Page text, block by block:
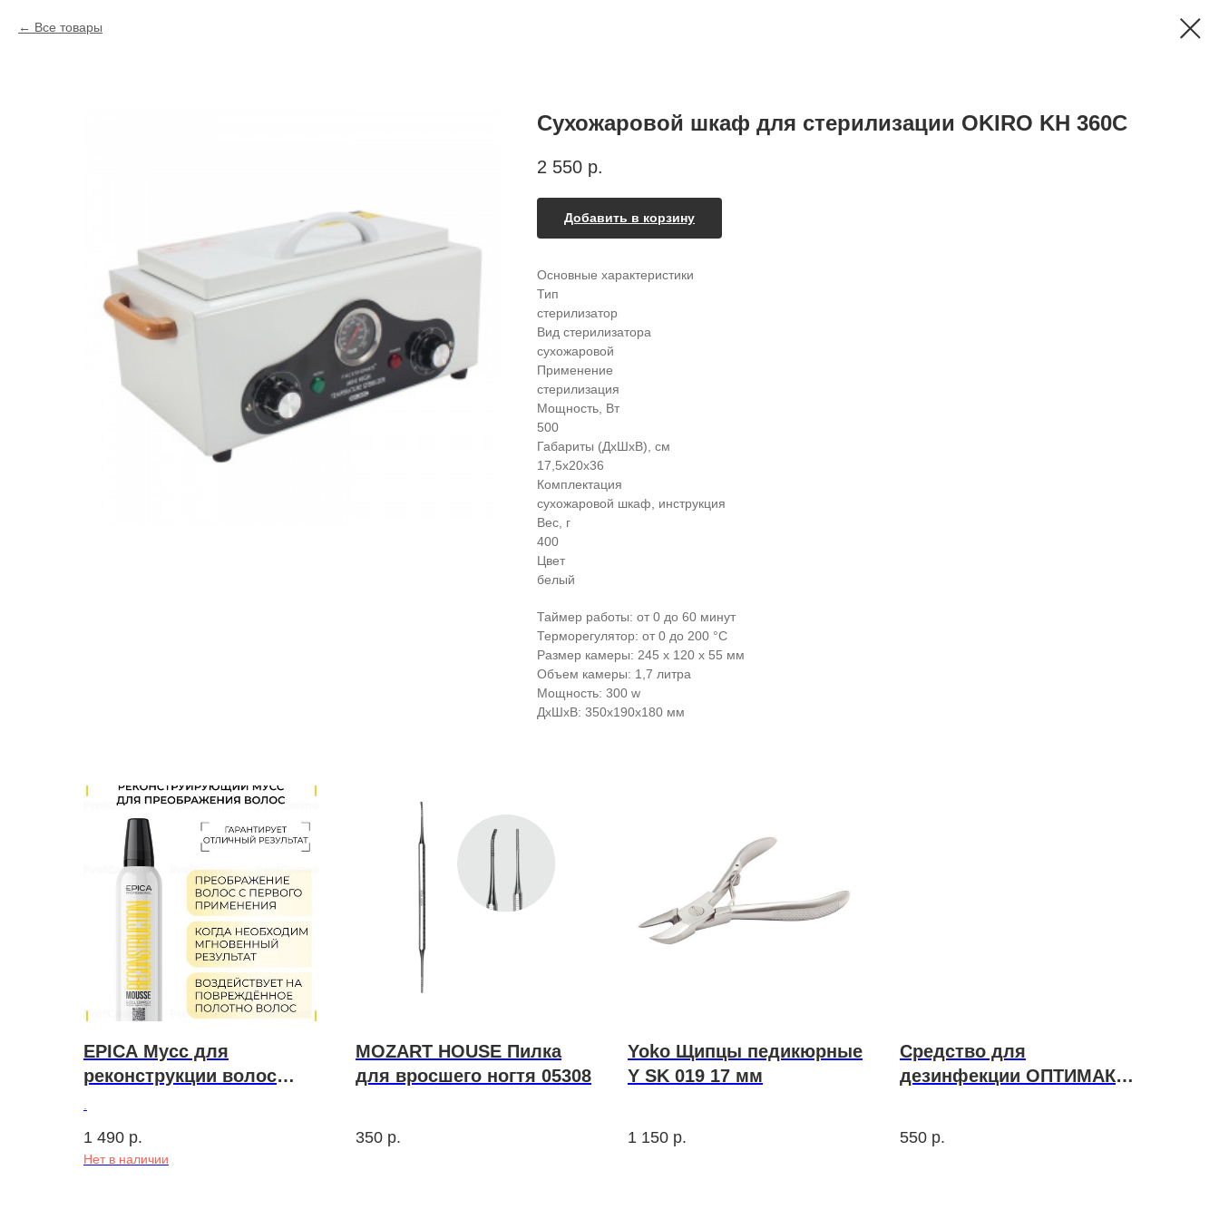
Все товары
Сухожаровой шкаф для стерилизации OKIRO KH 360C
2 550 р.
Добавить в корзину
Основные характеристики
Тип
стерилизатор
Вид стерилизатора
сухожаровой
Применение
стерилизация
Мощность, Вт
500
Габариты (ДхШхВ), см
17,5х20х36
Комплектация
сухожаровой шкаф, инструкция
Вес, г
400
Цвет
белый
Таймер работы: от 0 до 60 минут
Терморегулятор: от 0 до 200 °C
Размер камеры: 245 х 120 х 55 мм
Объем камеры: 1,7 литра
Мощность: 300 w
ДxШxВ: 350x190x180 мм
EPICA Мусс для
реконструкции волос
.
1 490 р.
Нет в наличии
MOZART HOUSE Пилка
для вросшего ногтя 05308
350 р.
Yoko Щипцы педикюрные
Y SK 019 17 мм
1 150 р.
Средство для
дезинфекции ОПТИМАКС
550 р.